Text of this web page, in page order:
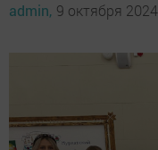
admin, 9 октября